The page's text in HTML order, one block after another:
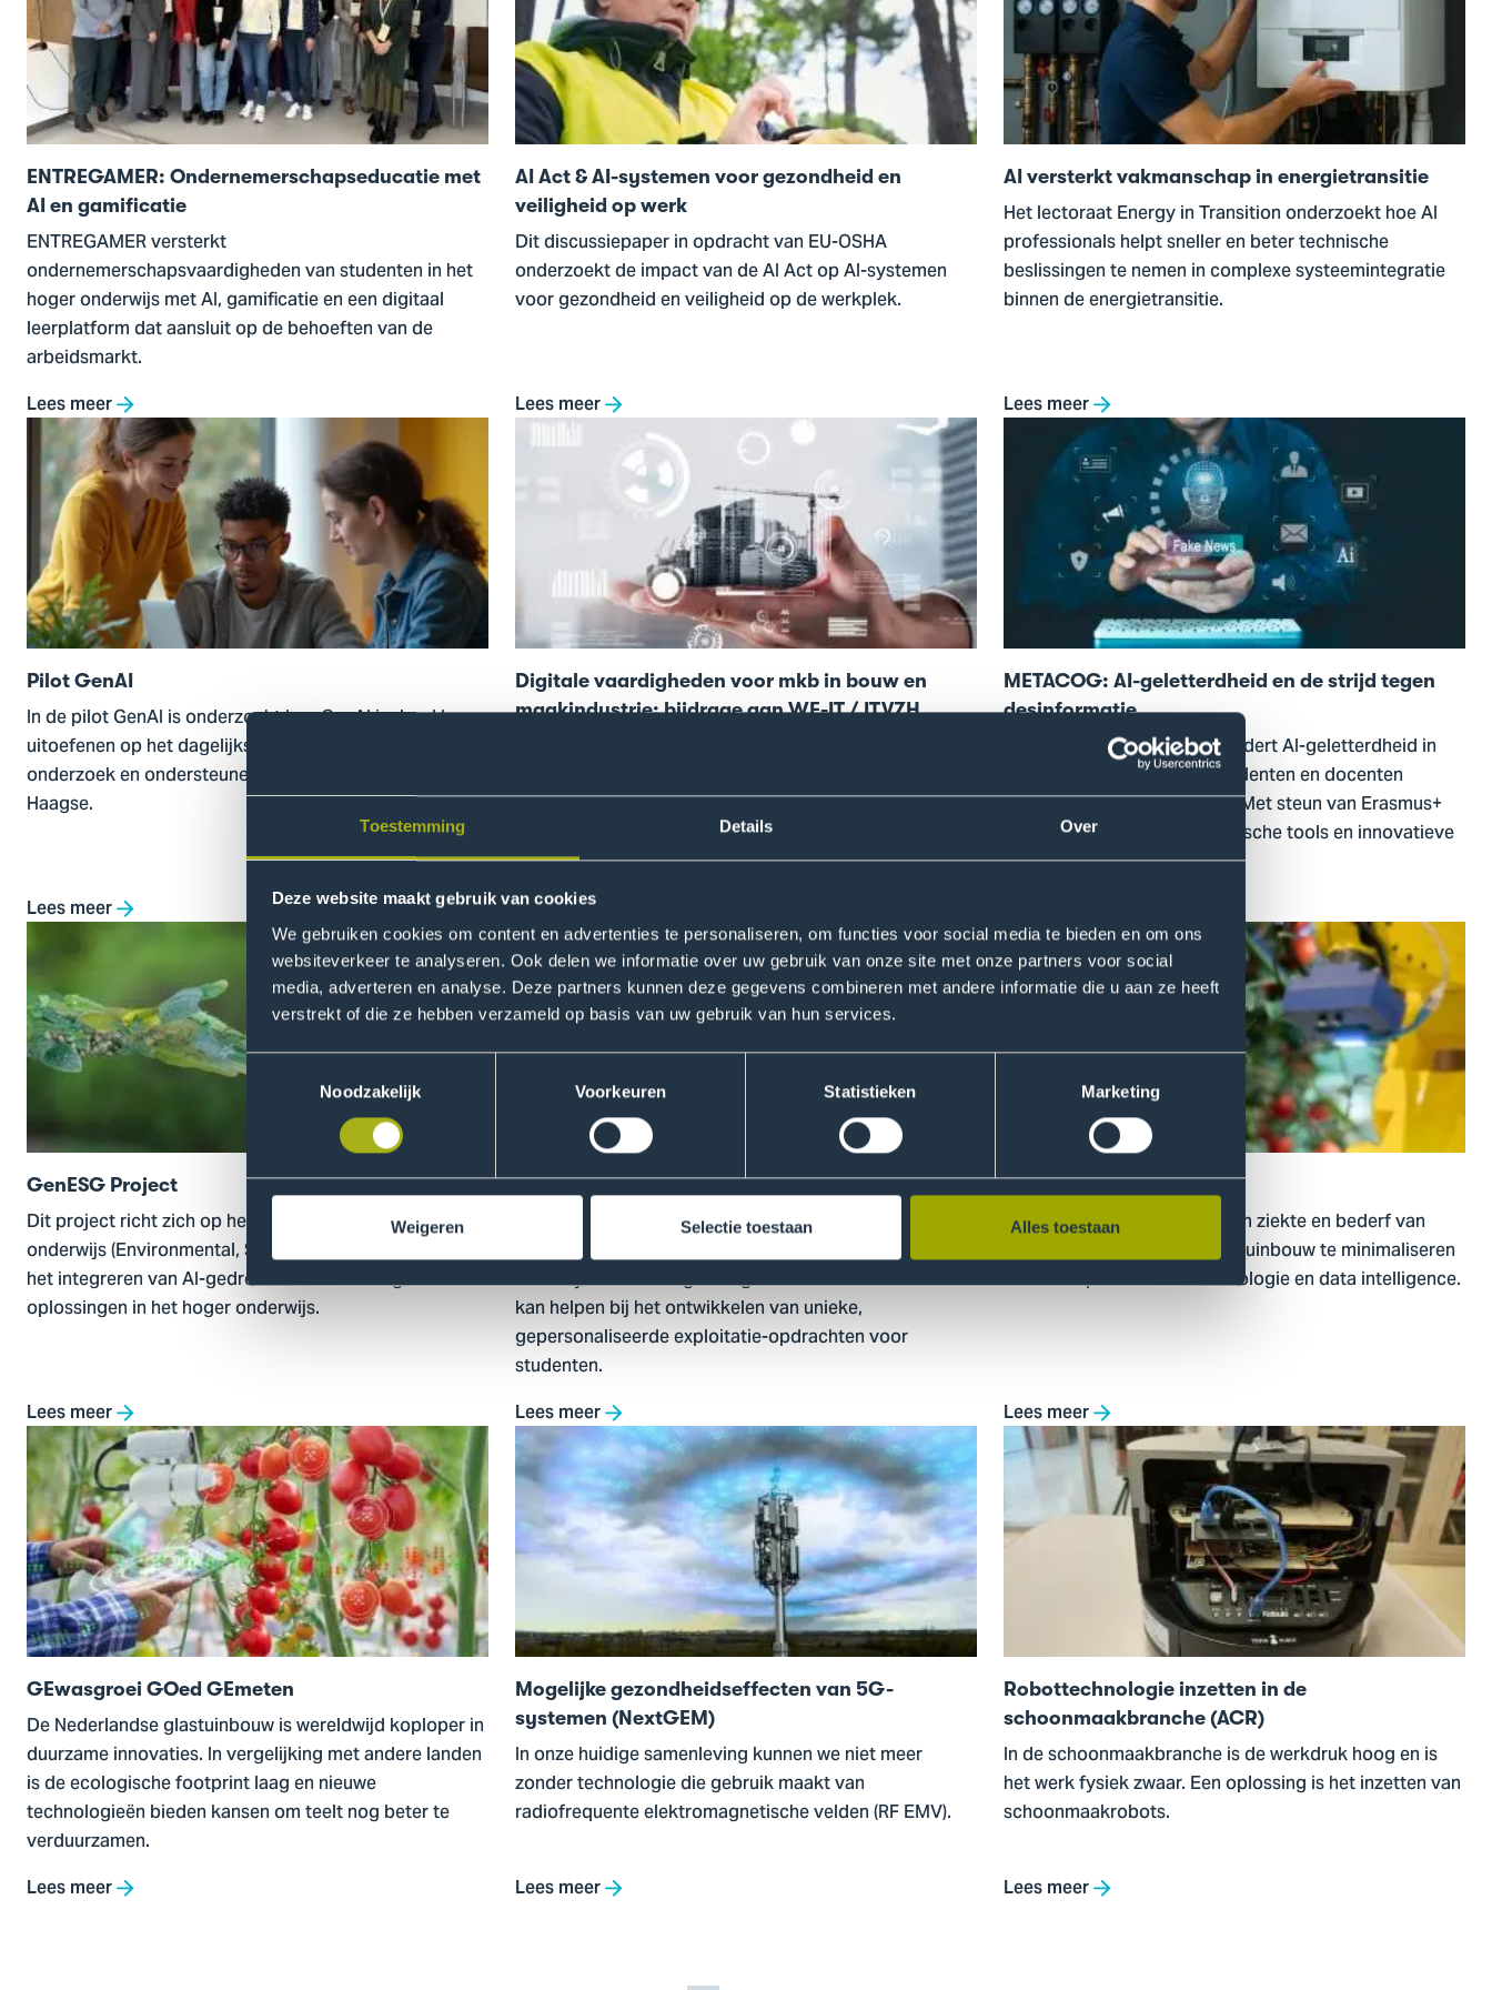
Toestemming Details Over
Deze website maakt gebruik van cookies
We gebruiken cookies om content en advertenties te personaliseren, om functies voor social media te bieden en om ons
websiteverkeer te analyseren. Ook delen we informatie over uw gebruik van onze site met onze partners voor social
media, adverteren en analyse. Deze partners kunnen deze gegevens combineren met andere informatie die u aan ze heeft
verstrekt of die ze hebben verzameld op basis van uw gebruik van hun services.
Toestemmingsselectie
Noodzakelijk
Voorkeuren Statistieken Marketing
Weigeren Selectie toestaan Alles toestaan
Ondernemerschapseducatie
met
en
gamificatie
ENTREGAMER: Ondernemerschapseducatie met
AI en gamificatie
ENTREGAMER versterkt
ondernemerschapsvaardigheden van studenten in het
hoger onderwijs met AI, gamificatie en een digitaal
leerplatform dat aansluit op de behoeften van de
arbeidsmarkt.
Lees meer
Act
&
AI-
systemen
voor
gezondheid
en
veiligheid
op
werk
AI Act & AI-systemen voor gezondheid en
veiligheid op werk
Dit discussiepaper in opdracht van EU-OSHA
onderzoekt de impact van de AI Act op AI-systemen
voor gezondheid en veiligheid op de werkplek.
Lees meer
versterkt
vakmanschap
in
energietransitie
AI versterkt vakmanschap in energietransitie
Het lectoraat Energy in Transition onderzoekt hoe AI
professionals helpt sneller en beter technische
beslissingen te nemen in complexe systeemintegratie
binnen de energietransitie.
Lees meer
Ga
naar
Pilot
GenAI
Pilot GenAI
In de pilot GenAI is onderzocht hoe GenAI invloed kan
uitoefenen op het dagelijkse werk van onderwijs,
onderzoek en ondersteunend personeel binnen De
Haagse.
Lees meer
Ga
Digitale
in
bouw
en
maakindustrie;
bijdrage
IT
ITVZH
Digitale vaardigheden voor mkb in bouw en
maakindustrie; bijdrage aan WE-IT / ITVZH
onderzoeken dit samen met WE-IT via labtesten,
casussen en tools, met oog op praktische toepassingen
en scholing.
Lees meer
METACOG:
geletterdheid
de
tegen
desinformatie
METACOG: AI-geletterdheid en de strijd tegen
desinformatie
Het METACOG-project bevordert AI-geletterdheid in
Europa en helpt burgers, studenten en docenten
desinformatie te herkennen. Met steun van Erasmus+
ontwikkelt een coalitie praktische tools en innovatieve
lesmethoden.
naar
GenESG
Project
GenESG Project
Dit project richt zich op het versterken van ESG-
onderwijs (Environmental, Social & Governance) door
het integreren van AI-gedreven microlearning-
oplossingen in het hoger onderwijs.
Lees meer
Ga
naar
Taalmodellen
inzetten
voor
cybersecurity
onderwijs
Taalmodellen inzetten voor sterker
Het lectoraat Network and Systems Engineering Cyber
Security van De Haagse Hogeschool onderzoekt hoe AI
kan helpen bij het ontwikkelen van unieke,
gepersonaliseerde exploitatie-opdrachten voor
studenten.
Lees meer
Ga
naar
The
Vegetable
The Detectable Vegetable
Het doel van het project is om ziekte en bederf van
tuinbouwgroenten in de glastuinbouw te minimaliseren
met behulp van sensortechnologie en data intelligence.
Lees meer
Ga
naar
GEwasgroei
GOed
GEmeten
GEwasgroei GOed GEmeten
De Nederlandse glastuinbouw is wereldwijd koploper in
duurzame innovaties. In vergelijking met andere landen
is de ecologische footprint laag en nieuwe
technologieën bieden kansen om teelt nog beter te
verduurzamen.
Lees meer
Ga
naar
Mogelijke
gezondheidseffecten
van
systemen
(NextGEM)
Mogelijke gezondheidseffecten van 5G-
systemen (NextGEM)
In onze huidige samenleving kunnen we niet meer
zonder technologie die gebruik maakt van
radiofrequente elektromagnetische velden (RF EMV).
Lees meer
Ga
naar
Robottechnologie
inzetten
schoonmaakbranche
Robottechnologie inzetten in de
schoonmaakbranche (ACR)
In de schoonmaakbranche is de werkdruk hoog en is
het werk fysiek zwaar. Een oplossing is het inzetten van
schoonmaakrobots.
Lees meer